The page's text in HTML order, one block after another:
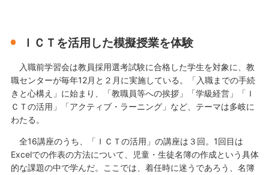
ＩＣＴを活用した模擬授業を体験
入職前学習会は教員採用選考試験に合格した学生を対象に、教
職センターが毎年12月と２月に実施している。「入職までの手続
きと心構え」に始まり、「教職員等への挨拶」「学級経営」「Ｉ
ＣＴの活用」「アクティブ・ラーニング」など、テーマは多岐に
わたる。
全16講座のうち、「ＩＣＴの活用」の講座は３回。1回目は
Excelでの作表の方法について、児童・生徒名簿の作成という具体
的な課題の中で学んだ。ここでは、着任時に迷うであろう、名簿